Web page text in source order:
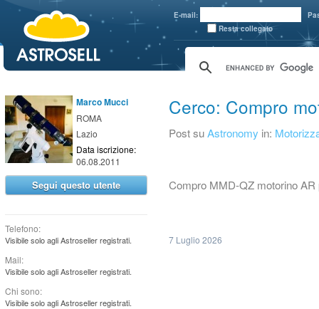
E-mail:
Resta collegato
Marco Mucci
ROMA
Lazio
Data iscrizione:
06.08.2011
Segui questo utente
Telefono:
Visibile solo agli Astroseller registrati.
Mail:
Visibile solo agli Astroseller registrati.
Chi sono:
Visibile solo agli Astroseller registrati.
Cerco: Compro
Post suAstronomy in:
Compro MMD-QZ motorino
7 Luglio 2026